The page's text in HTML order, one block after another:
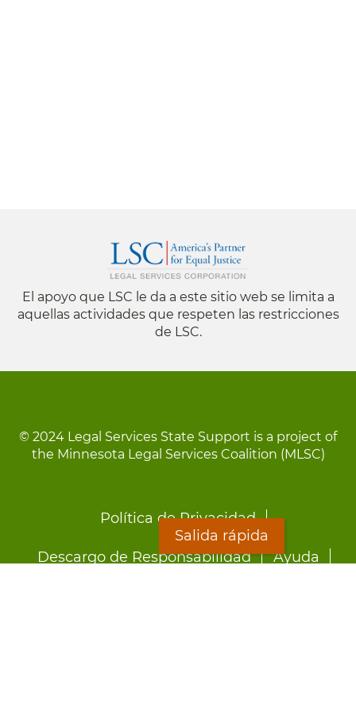
El apoyo que LSC le da a este sitio web se limita a
aquellas actividades que respeten las restricciones
de LSC.
© 2024 Legal Services State Support is a project of
the Minnesota Legal Services Coalition (MLSC)
Política de Privacidad
Descargo de Responsabilidad Ayuda
Salida rápida